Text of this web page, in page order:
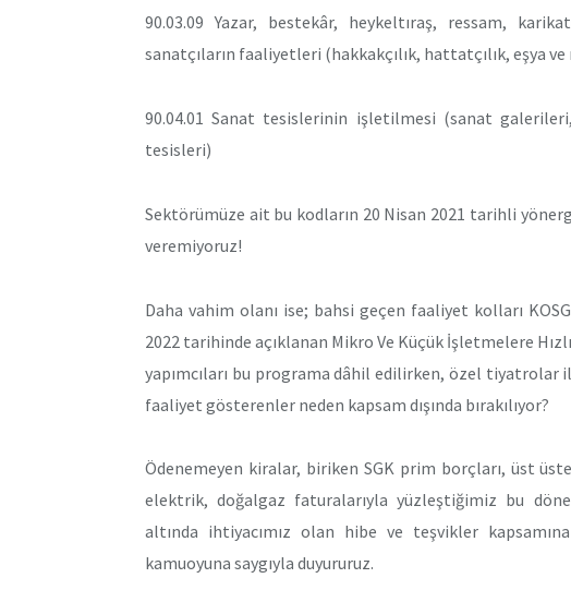
90.03.09 Yazar, bestekâr, heykeltıraş, ressam,
sanatçıların faaliyetleri (hakkakçılık, hattatçılık, eşya
90.04.01 Sanat tesislerinin işletilmesi (sanat
tesisleri)
Sektörümüze ait bu kodların 20 Nisan 2021 tarihli
veremiyoruz!
Daha vahim olanı ise; bahsi geçen faaliyet kolları
2022 tarihinde açıklanan Mikro Ve Küçük İşletmelere
yapımcıları bu programa dâhil edilirken, özel tiyatrolar
faaliyet gösterenler neden kapsam dışında bırakılıyor?
Ödenemeyen kiralar, biriken SGK prim borçları, üst
elektrik, doğalgaz faturalarıyla yüzleştiğimiz bu
altında ihtiyacımız olan hibe ve teşvikler
kamuoyuna saygıyla duyururuz.